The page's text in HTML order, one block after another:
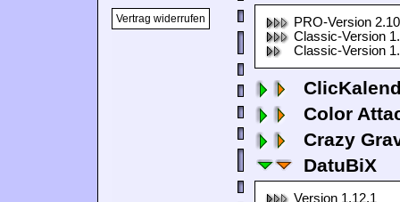
Vertrag widerrufen
PRO-Version
Classic-Version
Classic-Version
Color
Crazy
DatuBiX
Version 1.12.1